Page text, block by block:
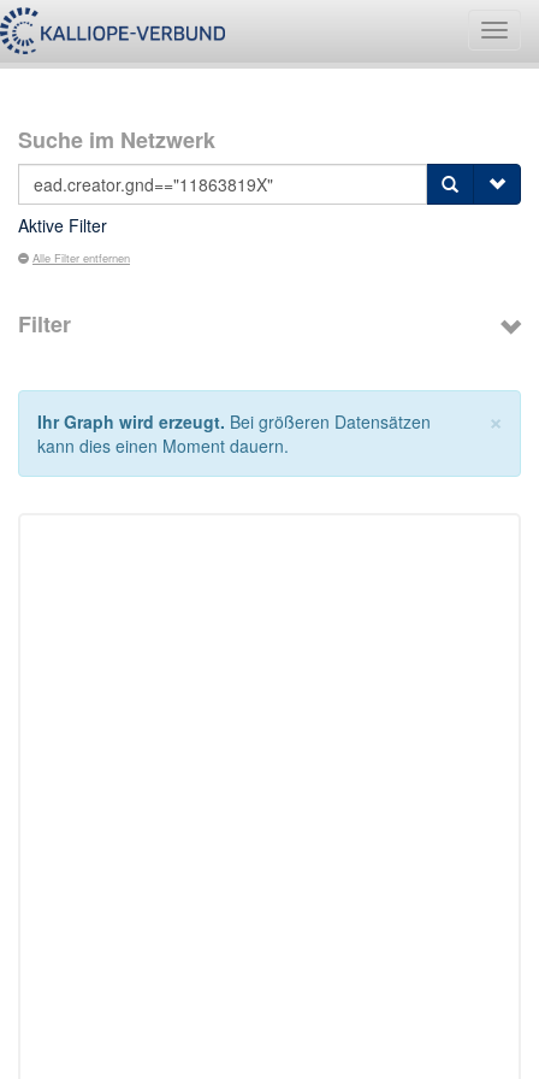
Suche im Netzwerk
Aktive Filter
Alle Filter entfernen
Filter
×
Ihr Graph wird erzeugt. Bei größeren Datensätzen
kann dies einen Moment dauern.